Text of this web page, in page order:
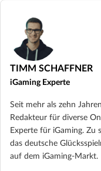
TIMM SCHAFFNER
iGaming Experte
Seit mehr als zehn
Redakteur für diverse
Experte für iGaming. Zu
das deutsche
auf dem iGaming-Markt.